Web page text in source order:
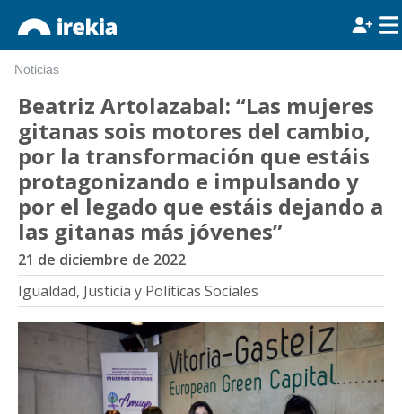
Noticias
Beatriz Artolazabal: “Las mujeres
gitanas sois motores del cambio,
por la transformación que estáis
protagonizando e impulsando y
por el legado que estáis dejando a
las gitanas más jóvenes”
21 de diciembre de 2022
Igualdad, Justicia y Políticas Sociales